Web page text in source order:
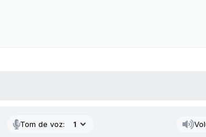
Tom de voz: